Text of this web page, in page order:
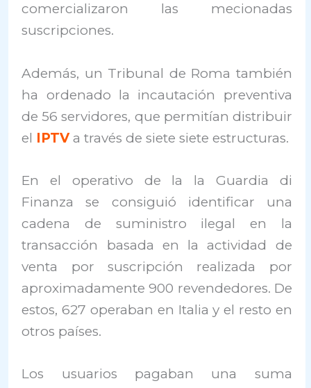
comercializaron las mecionadas
suscripciones.
Además, un Tribunal de Roma también
ha ordenado la incautación preventiva
de 56 servidores, que permitían distribuir
el IPTVa través de siete siete estructuras.
En el operativo de la la Guardia di
Finanza se consiguió identificar una
cadena de suministro ilegal en la
transacción basada en la actividad de
venta por suscripción realizada por
aproximadamente 900 revendedores. De
estos, 627 operaban en Italia y el resto en
otros países.
Los usuarios pagaban una suma